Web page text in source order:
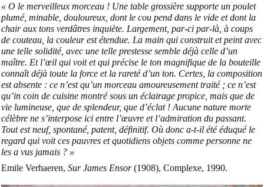
« O le merveilleux morceau ! Une table grossière supporte un poulet
plumé, minable, douloureux, dont le cou pend dans le vide et dont la
chair aux tons verdâtres inquiète. Largement, par-ci par-là, à coups
de couteau, la couleur est étendue. La main qui construit et peint avec
une telle solidité, avec une telle prestesse semble déjà celle d’un
maître. Et l’œil qui voit et qui précise le ton magnifique de la bouteille
connaît déjà toute la force et la rareté d’un ton. Certes, la composition
est absente : ce n’est qu’un morceau amoureusement traité ; ce n’est
qu’in coin de cuisine montré sous un éclairage propice, mais que de
vie lumineuse, que de splendeur, que d’éclat ! Aucune nature morte
célèbre ne s’interpose ici entre l’œuvre et l’admiration du passant.
Tout est neuf, spontané, patent, définitif. Où donc a-t-il été éduqué le
regard qui voit ces pauvres et quotidiens objets comme personne ne
les a vus jamais ? »
Emile Verhaeren, Sur James Ensor(1908), Complexe, 1990.